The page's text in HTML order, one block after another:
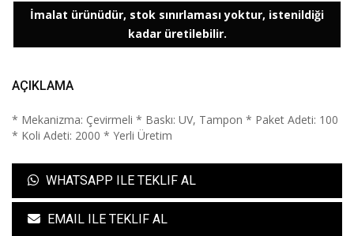
İmalat ürünüdür, stok sınırlaması yoktur, istenildiği
kadar üretilebilir.
AÇIKLAMA
* Mekanizma: Çevirmeli * Baskı: UV, Tampon * Paket Adeti: 100
* Koli Adeti: 2000 * Yerli Üretim
WHATSAPP ILE TEKLIF AL
EMAIL ILE TEKLIF AL